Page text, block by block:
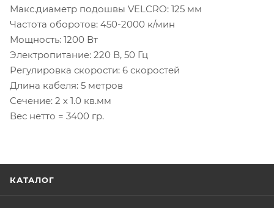
Макс.диаметр подошвы VELCRO: 125 мм
Частота оборотов: 450-2000 к/мин
Мощность: 1200 Вт
Электропитание: 220 В, 50 Гц
Регулировка скорости: 6 скоростей
Длина кабеля: 5 метров
Сечение: 2 х 1.0 кв.мм
Вес нетто = 3400 гр.
КАТАЛОГ